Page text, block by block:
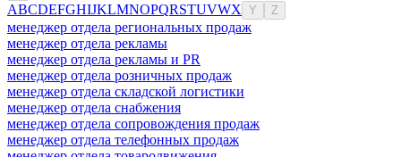
ABCDEFGHIJKLMNOPQRSTUVWX Y Z
менеджер отдела региональных продаж
менеджер отдела рекламы
менеджер отдела рекламы и PR
менеджер отдела розничных продаж
менеджер отдела складской логистики
менеджер отдела снабжения
менеджер отдела сопровождения продаж
менеджер отдела телефонных продаж